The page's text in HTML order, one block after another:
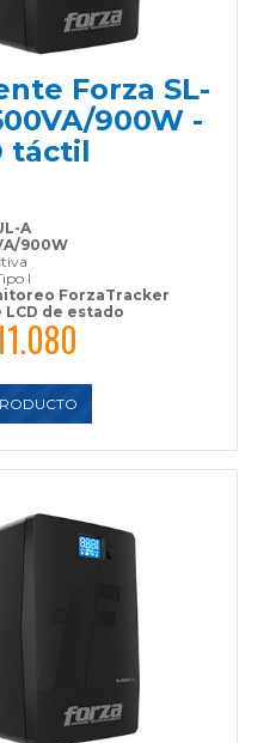
Forza SL-
900W -
táctil
A
900W
I
ForzaTracker
de estado